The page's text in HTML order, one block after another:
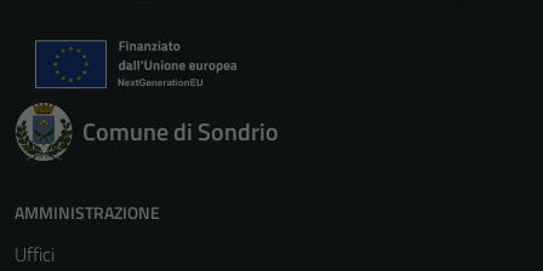
Comune di Sondrio
AMMINISTRAZIONE
Uffici